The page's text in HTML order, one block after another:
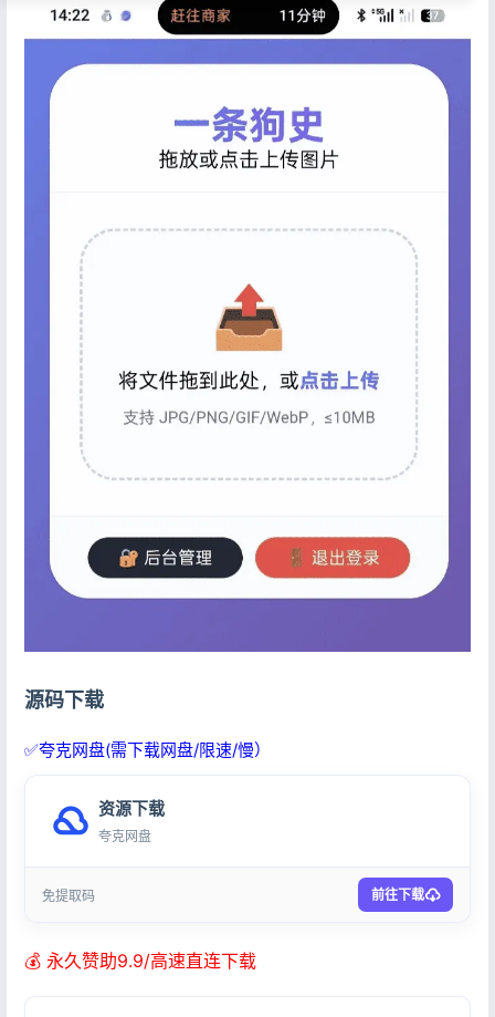
源码下载
✅夸克网盘(需下载网盘/限速/慢）
资源下载
夸克网盘
免提取码 前往下载
💰 永久赞助9.9/高速直连下载